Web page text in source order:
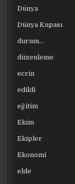
Dünya
Dünya Kupası
durum…
düzenleme
ecrin
edildi
eğitim
Ekim
Ekipler
Ekonomi
elde